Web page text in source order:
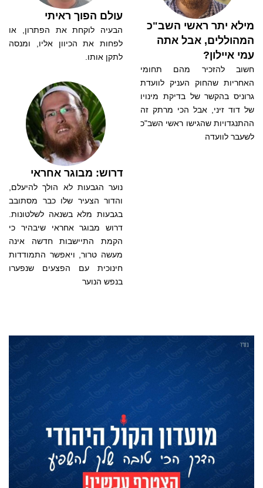
מילא יתר ראשי השב"כ
המהוללים, אבל אתה
עמי איילון?
חשוב להזכיר מהם תחומי
האחריות שהחוק העניק לוועדת
גרוניס בהקשר של בדיקת מינויו
של דוד זיני, אבל הכי מרתק זה
ההתנגדויות שהגישו ראשי השב"כ
לשעבר לוועדה
עולם הפוך ראיתי
הבעיה לוקחת את הפתרון, או
לפחות את הכיוון אליו, ומנסה
לתקן אותו.
דרוש: מבוגר אחראי
נוער הגבעות לא הולך להיעלם,
והדור הצעיר שלו כבר מסתובב
בגבעות מלא בשנאה לשלטונות.
דרוש מבוגר אחראי שיבהיר כי
הקמת התיישבות חדשה אינה
מעשה טרור, ויאפשר התמודדות
חינוכית עם הפצעים שנפערו
בנפש הנוער